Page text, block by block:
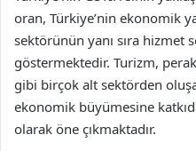
oran, Türkiye’nin ekonomik
sektörünün yanı sıra hizmet
göstermektedir. Turizm,
gibi birçok alt sektörden
ekonomik büyümesine
olarak öne çıkmaktadır.